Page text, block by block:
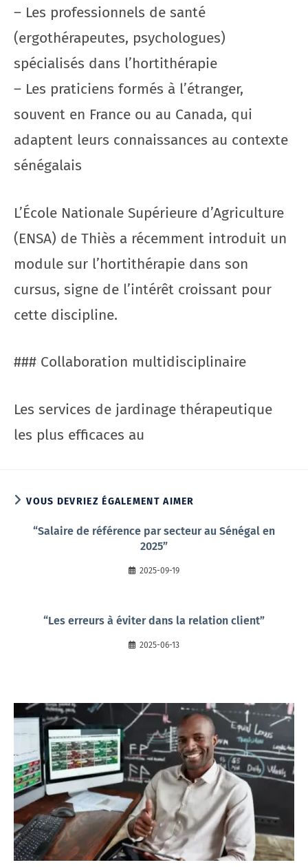
– Les professionnels de santé
(ergothérapeutes, psychologues)
spécialisés dans l’hortithérapie
– Les praticiens formés à l’étranger,
souvent en France ou au Canada, qui
adaptent leurs connaissances au contexte
sénégalais
L’École Nationale Supérieure d’Agriculture
(ENSA) de Thiès a récemment introduit un
module sur l’hortithérapie dans son
cursus, signe de l’intérêt croissant pour
cette discipline.
### Collaboration multidisciplinaire
Les services de jardinage thérapeutique
les plus efficaces au
VOUS DEVRIEZ ÉGALEMENT AIMER
“Salaire de référence par secteur au Sénégal en
2025”
2025-09-19
“Les erreurs à éviter dans la relation client”
2025-06-13